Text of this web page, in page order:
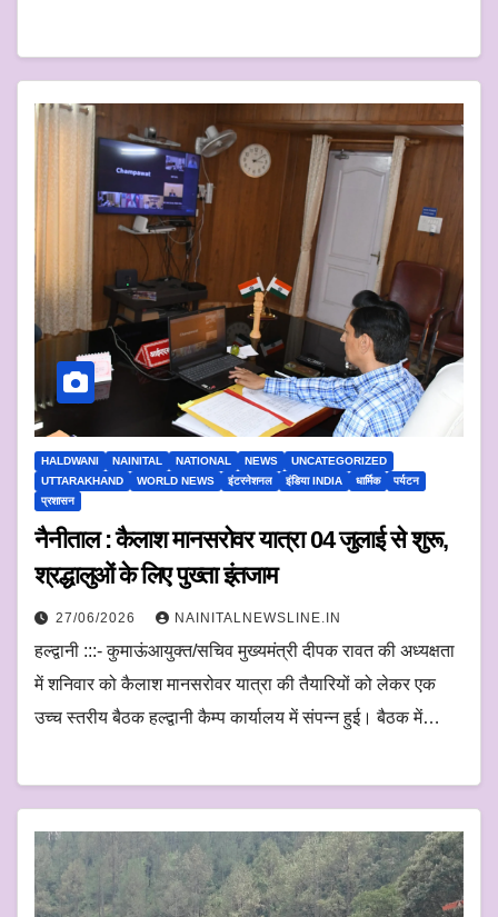
HALDWANI NAINITAL NATIONAL NEWS
UNCATEGORIZED
UTTARAKHAND
WORLD NEWS इंटरनेशनल इंडिया INDIA धार्मिक
पर्यटन
प्रशासन
नैनीताल : कैलाश मानसरोवर यात्रा 04 जुलाई से शुरू,
श्रद्धालुओं के लिए पुख्ता इंतजाम
27/06/2026 NAINITALNEWSLINE.IN
हल्द्वानी :::- कुमाऊंआयुक्त/सचिव मुख्यमंत्री दीपक रावत की अध्यक्षता
में शनिवार को कैलाश मानसरोवर यात्रा की तैयारियों को लेकर एक
उच्च स्तरीय बैठक हल्द्वानी कैम्प कार्यालय में संपन्न हुई। बैठक में…